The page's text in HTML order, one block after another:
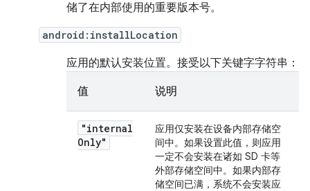
储了在内部使用的重要版本号。
android:installLocation
应用的默认安装位置。接受以下关键字字符串：
值 说明
"internal
Only"
应用仅安装在设备内部存储空
间中。如果设置此值，则应用
一定不会安装在诸如 SD 卡等
外部存储空间中。如果内部存
储空间已满，系统不会安装应